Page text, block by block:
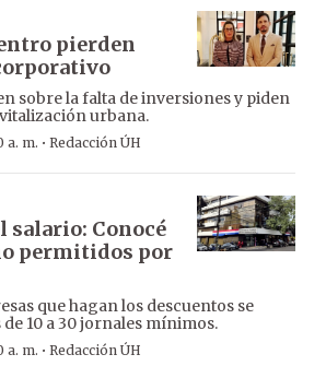
pierden
sobre la falta de inversiones y piden
urbana.
a. m. · Redacción ÚH
salario: Conocé
permitidos por
que hagan los descuentos se
10 a 30 jornales mínimos.
a. m. · Redacción ÚH